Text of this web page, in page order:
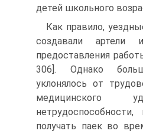
детей школьного
Как правило,
создавали артели
предоставления
306]. Однако
уклонялось от
медицинского
получать паек во